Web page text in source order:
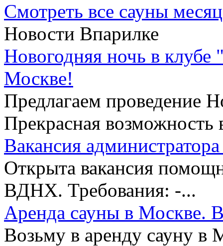
Смотреть все сауны
Новости Впарилке
Новогодняя ночь в
Москве!
Предлагаем проведение
Прекрасная возможность
Вакансия
Открыта вакансия
ВДНХ. Требования: -...
Аренда сауны в Москве.
Возьму в аренду сауну в